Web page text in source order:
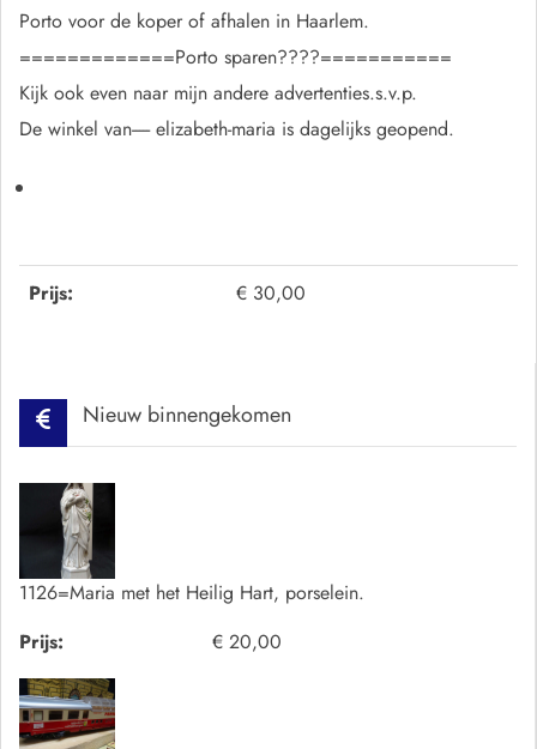
Prijs: € 30,00
Porto voor de koper of afhalen in Haarlem.
=============Porto sparen????===========
Kijk ook even naar mijn andere advertenties.s.v.p.
De winkel van----- elizabeth-maria is dagelijks geopend.
Nieuw binnengekomen
1126=Maria met het Heilig Hart, porselein.
Prijs:
€ 20,00